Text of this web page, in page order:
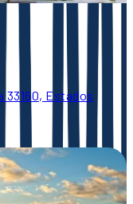
33160, Estados